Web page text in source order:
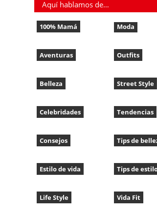
Aquí hablamos de…
100% Mamá
Aventuras
Belleza
Celebridades
Consejos
Estilo de vida
Life Style
Moda
Outfits
Street Style
Tendencias
Tips de
Tips de
Vida Fit